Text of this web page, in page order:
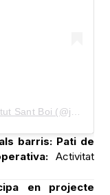
Una publicación compartida de Joventut Sant Boi (@joventutsantboi)
barris: Pati de
Activitat
en projecte